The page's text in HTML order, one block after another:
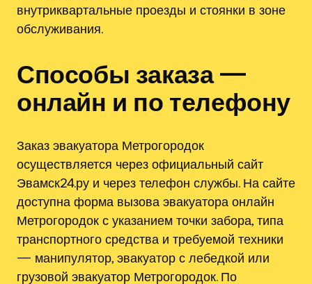
внутриквартальные проезды и стоянки в зоне
обслуживания.
Способы заказа —
онлайн и по телефону
Заказ эвакуатора Метрогородок
осуществляется через официальный сайт
Эвамск24.ру и через телефон службы. На сайте
доступна форма вызова эвакуатора онлайн
Метрогородок с указанием точки забора, типа
транспортного средства и требуемой техники
— манипулятор, эвакуатор с лебедкой или
грузовой эвакуатор Метрогородок. По